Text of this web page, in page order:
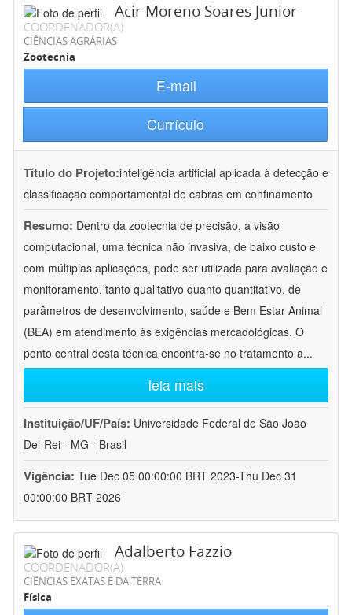
Acir Moreno Soares Junior
COORDENADOR(A)
CIÊNCIAS AGRÁRIAS
Zootecnia
E-mail
Currículo
Título do Projeto:inteligência artificial aplicada à detecção e
classificação comportamental de cabras em confinamento
Resumo: Dentro da zootecnia de precisão, a visão
computacional, uma técnica não invasiva, de baixo custo e
com múltiplas aplicações, pode ser utilizada para avaliação e
monitoramento, tanto qualitativo quanto quantitativo, de
parâmetros de desenvolvimento, saúde e Bem Estar Animal
(BEA) em atendimento às exigências mercadológicas. O
ponto central desta técnica encontra-se no tratamento a...
leia mais
Instituição/UF/País: Universidade Federal de São João
Del-Rei - MG - Brasil
Vigência: Tue Dec 05 00:00:00 BRT 2023-Thu Dec 31
00:00:00 BRT 2026
Adalberto Fazzio
COORDENADOR(A)
CIÊNCIAS EXATAS E DA TERRA
Física